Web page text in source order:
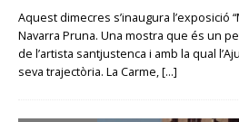
Aquest dimecres s’inaugura l’exposició
Navarra Pruna. Una mostra que és un
de l’artista santjustenca i amb la qual
seva trajectòria. La Carme,[…]